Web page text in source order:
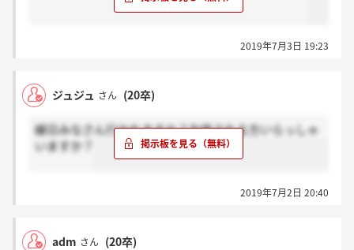
2019年7月3日 19:23
ジュジュ さん (20卒)
縁日みなさん行かれますか？欠席される方いらっしゃ
いますか？
2019年7月2日 20:40
adm さん (20卒)